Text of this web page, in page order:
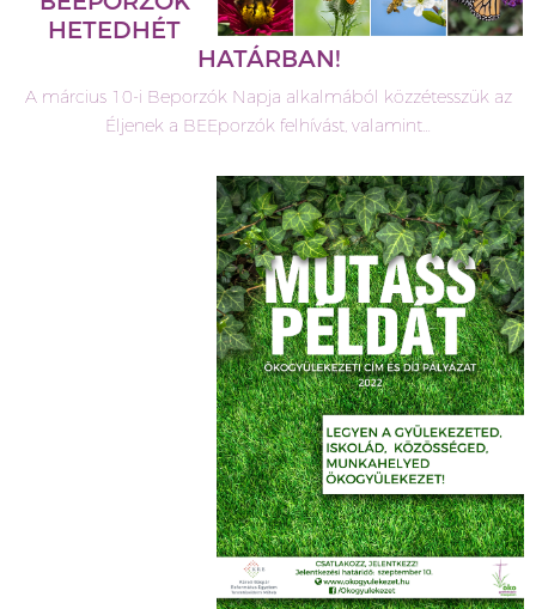
HETEDHÉT
HATÁRBAN!
A március 10-i Beporzók Napja alkalmából közzétesszük az
Éljenek a BEEporzók felhívást, valamint…